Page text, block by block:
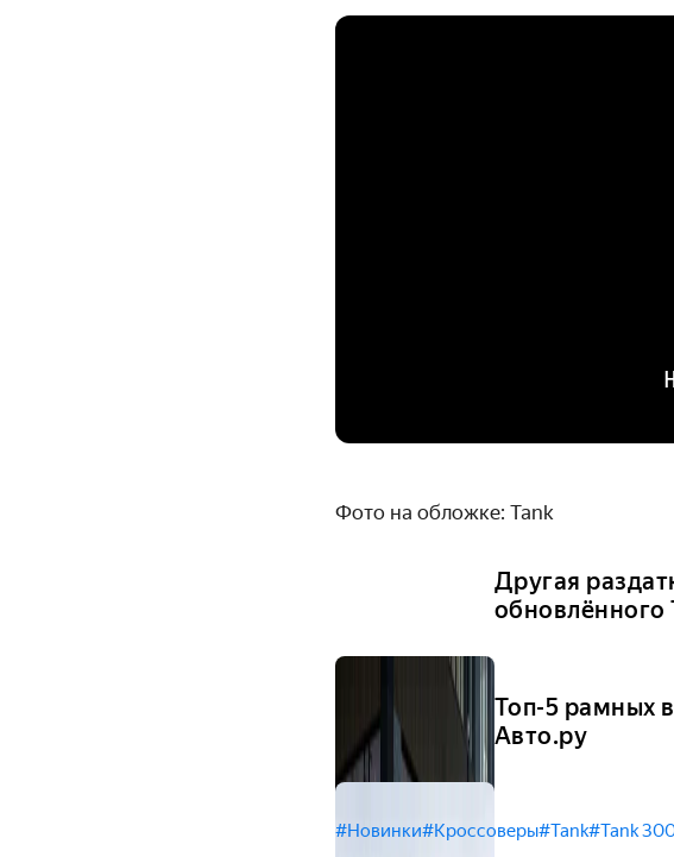
Фото на обложке: Tank
Другая
обновлённого
Топ-5 рамных
Авто.ру
#Новинки#Кроссоверы#Tank#Tank